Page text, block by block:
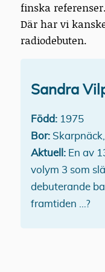
finska
Där har vi
radiodebuten.
Sandra
Född: 1975
Bor:
Aktuell: En av
volym 3 som
debuterande
framtiden …?